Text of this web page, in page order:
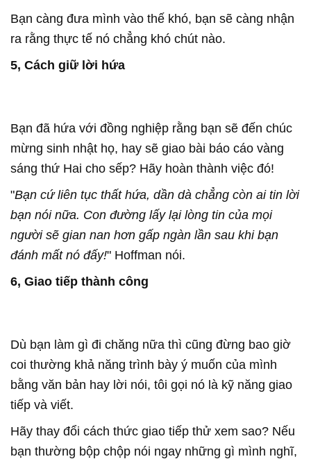
Bạn càng đưa mình vào thế khó, bạn sẽ càng nhận
ra rằng thực tế nó chẳng khó chút nào.
5, Cách giữ lời hứa
Bạn đã hứa với đồng nghiệp rằng bạn sẽ đến chúc
mừng sinh nhật họ, hay sẽ giao bài báo cáo vàng
sáng thứ Hai cho sếp? Hãy hoàn thành việc đó!
"Bạn cứ liên tục thất hứa, dần dà chẳng còn ai tin lời
bạn nói nữa. Con đường lấy lại lòng tin của mọi
người sẽ gian nan hơn gấp ngàn lần sau khi bạn
đánh mất nó đấy!" Hoffman nói.
6, Giao tiếp thành công
Dù bạn làm gì đi chăng nữa thì cũng đừng bao giờ
coi thường khả năng trình bày ý muốn của mình
bằng văn bản hay lời nói, tôi gọi nó là kỹ năng giao
tiếp và viết.
Hãy thay đổi cách thức giao tiếp thử xem sao? Nếu
bạn thường bộp chộp nói ngay những gì mình nghĩ,